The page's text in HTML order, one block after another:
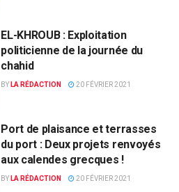
EL-KHROUB : Exploitation
politicienne de la journée du
chahid
BY LA RÉDACTION 20 FÉVRIER 2021
Port de plaisance et terrasses
du port : Deux projets renvoyés
aux calendes grecques !
BY LA RÉDACTION 20 FÉVRIER 2021